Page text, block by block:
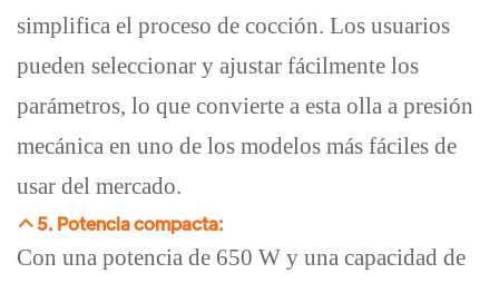
simplifica el proceso de cocción. Los usuarios
pueden seleccionar y ajustar fácilmente los
parámetros, lo que convierte a esta olla a presión
mecánica en uno de los modelos más fáciles de
usar del mercado.
5. Potencia compacta:
Con una potencia de 650 W y una capacidad de